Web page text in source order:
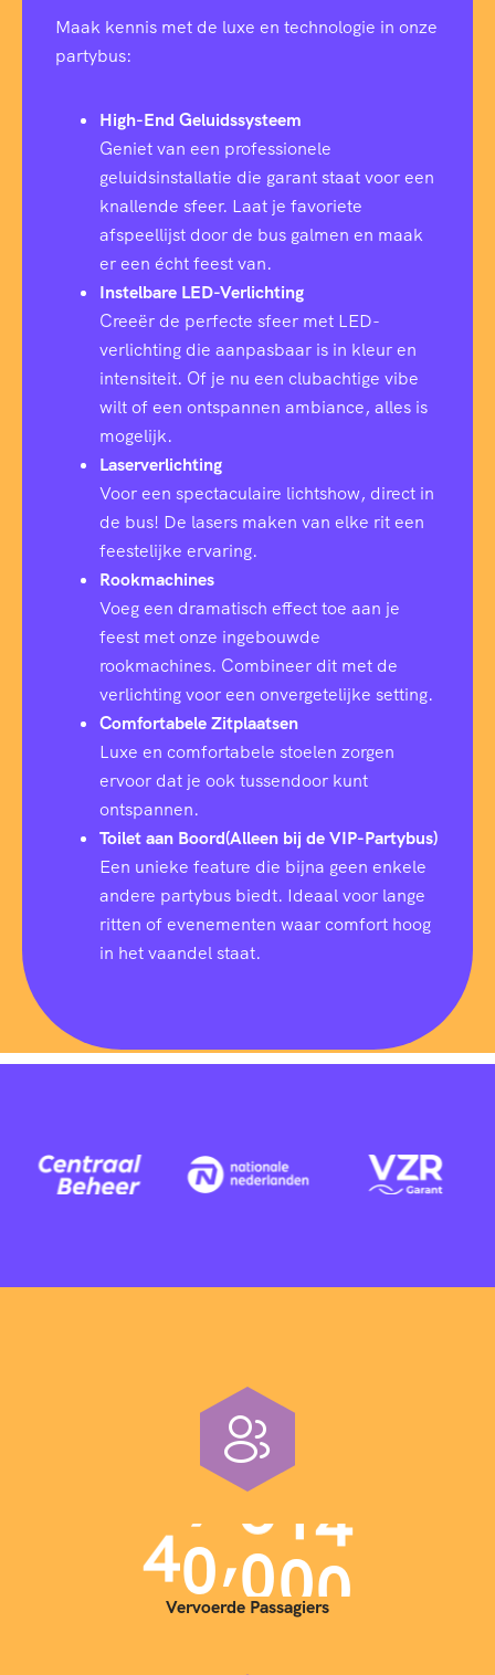
Maak kennis met de luxe en technologie in onze
partybus:
High-End Geluidssysteem
Geniet van een professionele
geluidsinstallatie die garant staat voor een
knallende sfeer. Laat je favoriete
afspeellijst door de bus galmen en maak
er een écht feest van.
Instelbare LED-Verlichting
Creeër de perfecte sfeer met LED-
verlichting die aanpasbaar is in kleur en
intensiteit. Of je nu een clubachtige vibe
wilt of een ontspannen ambiance, alles is
mogelijk.
Laserverlichting
Voor een spectaculaire lichtshow, direct in
de bus! De lasers maken van elke rit een
feestelijke ervaring.
Rookmachines
Voeg een dramatisch effect toe aan je
feest met onze ingebouwde
rookmachines. Combineer dit met de
verlichting voor een onvergetelijke setting.
Comfortabele Zitplaatsen
Luxe en comfortabele stoelen zorgen
ervoor dat je ook tussendoor kunt
ontspannen.
Toilet aan Boord(Alleen bij de VIP-Partybus)
Een unieke feature die bijna geen enkele
andere partybus biedt. Ideaal voor lange
ritten of evenementen waar comfort hoog
in het vaandel staat.
40,000
Vervoerde Passagiers